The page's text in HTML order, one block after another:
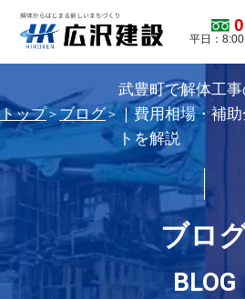
平日：
トップ＞ ブログ＞
武豊町で解体工
｜費用相場・補
トを解説
ブロ
BLOG